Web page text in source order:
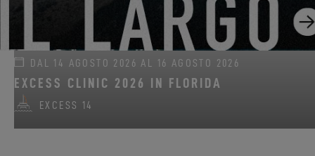
DAL 14 AGOSTO 2026 AL 16 AGOSTO 2026
EXCESS CLINIC 2026 IN FLORIDA
EXCESS 14